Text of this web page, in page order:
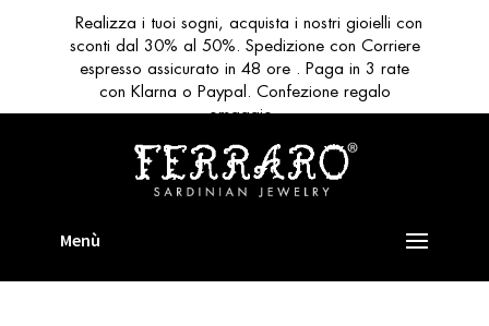
Realizza i tuoi sogni, acquista i nostri gioielli con
sconti dal 30% al 50%. Spedizione con Corriere
espresso assicurato in 48 ore . Paga in 3 rate
con Klarna o Paypal. Confezione regalo
omaggio